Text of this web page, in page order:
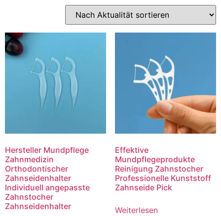
Hersteller Mundpflege
Zahnmedizin
Orthodontischer
Zahnseidenhalter
Individuell angepasste
Zahnstocher
Zahnseidenhalter
Effektive
Mundpflegeprodukte
Reinigung Zahnstocher
Professionelle Kunststoff
Zahnseide Pick
Weiterlesen